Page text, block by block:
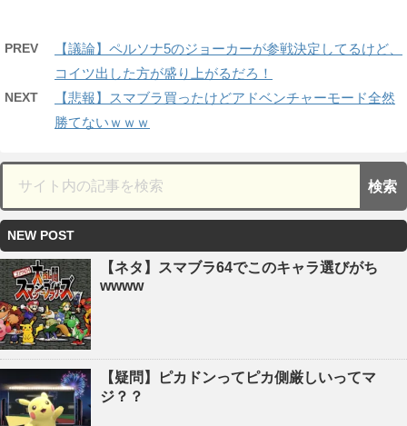
PREV
【議論】ペルソナ5のジョーカーが参戦決定してるけど、
コイツ出した方が盛り上がるだろ！
NEXT
【悲報】スマブラ買ったけどアドベンチャーモード全然
勝てないｗｗｗ
NEW POST
【ネタ】スマブラ64でこのキャラ選びがち
wwww
【疑問】ピカドンってピカ側厳しいってマ
ジ？？